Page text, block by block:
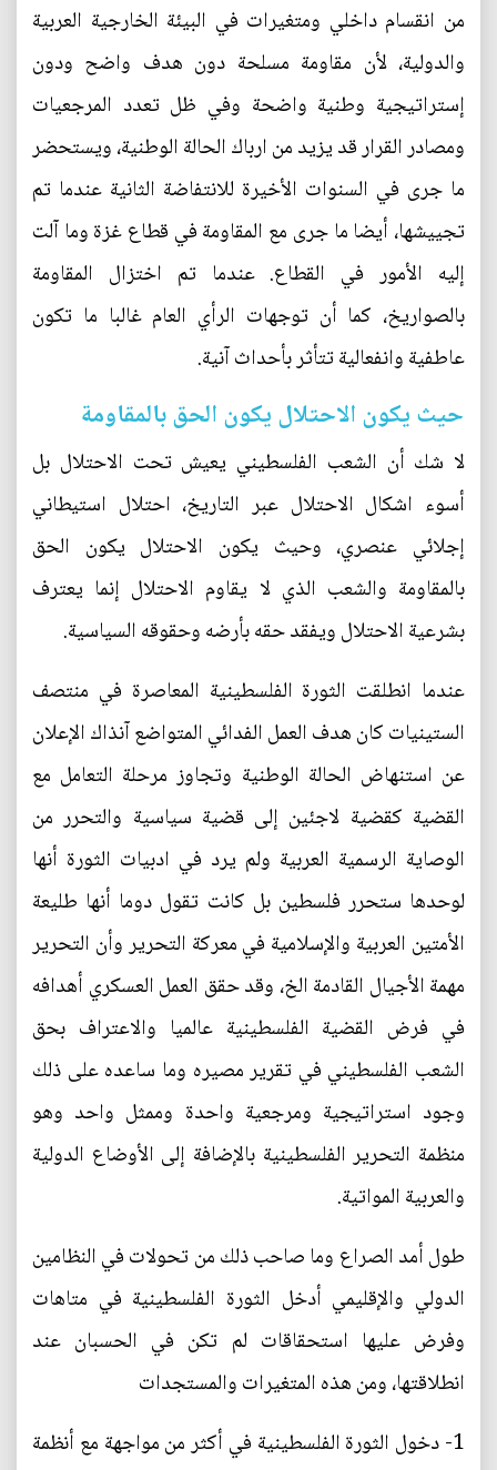
من انقسام داخلي ومتغيرات في البيئة الخارجية العربية
والدولية، لأن مقاومة مسلحة دون هدف واضح ودون
إستراتيجية وطنية واضحة وفي ظل تعدد المرجعيات
ومصادر القرار قد يزيد من ارباك الحالة الوطنية، ويستحضر
ما جرى في السنوات الأخيرة للانتفاضة الثانية عندما تم
تجييشها، أيضا ما جرى مع المقاومة في قطاع غزة وما آلت
إليه الأمور في القطاع. عندما تم اختزال المقاومة
بالصواريخ، كما أن توجهات الرأي العام غالبا ما تكون
عاطفية وانفعالية تتأثر بأحداث آنية.
حيث يكون الاحتلال يكون الحق بالمقاومة
لا شك أن الشعب الفلسطيني يعيش تحت الاحتلال بل
أسوء اشكال الاحتلال عبر التاريخ، احتلال استيطاني
إجلائي عنصري، وحيث يكون الاحتلال يكون الحق
بالمقاومة والشعب الذي لا يقاوم الاحتلال إنما يعترف
بشرعية الاحتلال ويفقد حقه بأرضه وحقوقه السياسية.
عندما انطلقت الثورة الفلسطينية المعاصرة في منتصف
الستينيات كان هدف العمل الفدائي المتواضع آنذاك الإعلان
عن استنهاض الحالة الوطنية وتجاوز مرحلة التعامل مع
القضية كقضية لاجئين إلى قضية سياسية والتحرر من
الوصاية الرسمية العربية ولم يرد في ادبيات الثورة أنها
لوحدها ستحرر فلسطين بل كانت تقول دوما أنها طليعة
الأمتين العربية والإسلامية في معركة التحرير وأن التحرير
مهمة الأجيال القادمة الخ، وقد حقق العمل العسكري أهدافه
في فرض القضية الفلسطينية عالميا والاعتراف بحق
الشعب الفلسطيني في تقرير مصيره وما ساعده على ذلك
وجود استراتيجية ومرجعية واحدة وممثل واحد وهو
منظمة التحرير الفلسطينية بالإضافة إلى الأوضاع الدولية
والعربية المواتية.
طول أمد الصراع وما صاحب ذلك من تحولات في النظامين
الدولي والإقليمي أدخل الثورة الفلسطينية في متاهات
وفرض عليها استحقاقات لم تكن في الحسبان عند
انطلاقتها، ومن هذه المتغيرات والمستجدات
1- دخول الثورة الفلسطينية في أكثر من مواجهة مع أنظمة